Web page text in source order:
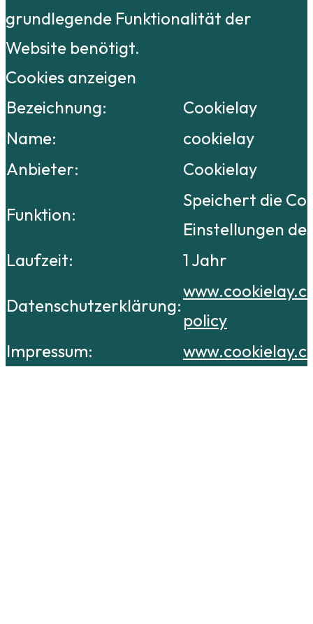
grundlegende Funktionalität der
Website benötigt.
Cookies anzeigen
Bezeichnung:
Cookielay
Name:
cookielay
Anbieter:
Cookielay
Funktion:
Speichert die
Einstellungen
Laufzeit:
1 Jahr
Datenschutzerklärung:
policy
Impressum: